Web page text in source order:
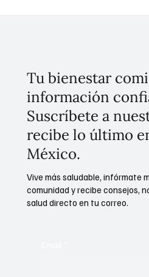
Tu bienestar
información
Suscríbete a
recibe lo último
México.
Vive más saludable, infórmate
comunidad y recibe consejos,
salud directo en tu correo.